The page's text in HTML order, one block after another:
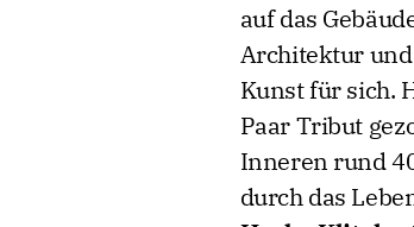
auf das
Architektur und
Kunst für sich.
Paar Tribut
Inneren rund
durch das